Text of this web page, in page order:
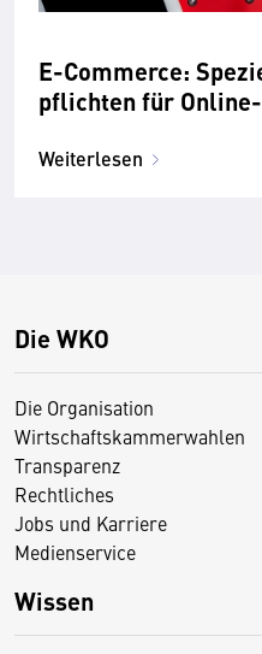
E-Commerce:
pflichten für
Weiterlesen
Die WKO
Die Organisation
Wirtschaftskammerwahlen
Transparenz
Rechtliches
Jobs und Karriere
Medienservice
Wissen